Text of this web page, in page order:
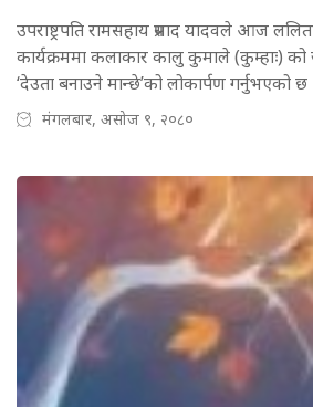
उपराष्ट्रपति रामसहाय प्रसाद यादवले आज
कार्यक्रममा कलाकार कालु कुमाले (कुम्हाः)
‘देउता बनाउने मान्छे’को लोकार्पण गर्नुभएको छ
मंगलबार, असोज ९, २०८०